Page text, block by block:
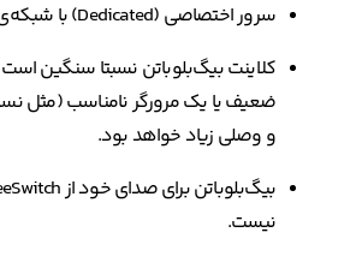
سرور اختصاصی (Dedicated) با شبکه‌ی ۱۰Mbps در کیفیت صدای بیگ‌بلوباتن بسیار موثر است.
کلاینت بیگ‌بلوباتن نسبتا سنگین
ضعیف یا یک مرورگر نامناسب (مثل
و وصلی زیاد خواهد بود.
نیست.